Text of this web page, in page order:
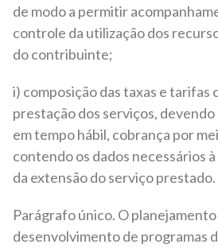
de modo a permitir
controle da utilização dos
do contribuinte;
i) composição das taxas e tarifas
prestação dos serviços,
em tempo hábil, cobrança por
contendo os dados necessários
da extensão do serviço prestado.
Parágrafo único. O planejamento
desenvolvimento de programas